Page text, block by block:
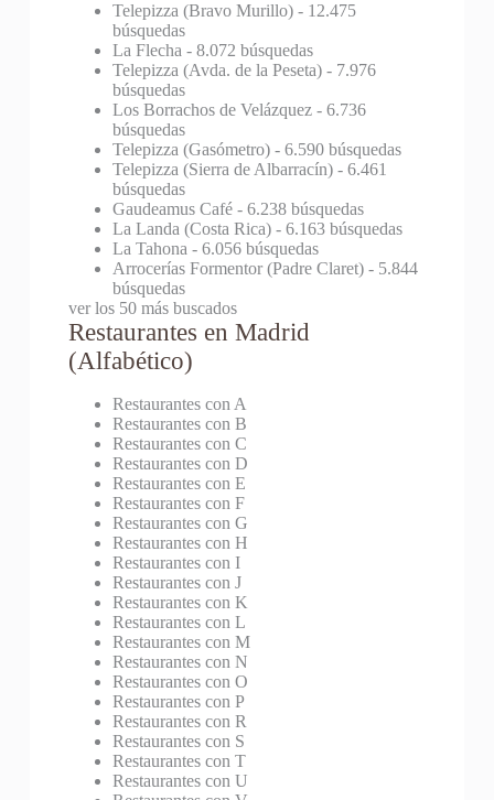
Telepizza (Bravo Murillo)- 12.475
búsquedas
La Flecha - 8.072 búsquedas
Telepizza (Avda. de la Peseta)- 7.976
búsquedas
Los Borrachos de Velázquez- 6.736
búsquedas
Telepizza (Gasómetro)- 6.590 búsquedas
Telepizza (Sierra de Albarracín)- 6.461
búsquedas
Gaudeamus Café- 6.238 búsquedas
La Landa (Costa Rica)- 6.163 búsquedas
La Tahona - 6.056 búsquedas
Arrocerías Formentor (Padre Claret)- 5.844
búsquedas
ver los 50 más buscados
Restaurantes en Madrid
(Alfabético)
Restaurantes con A
Restaurantes con B
Restaurantes con C
Restaurantes con D
Restaurantes con E
Restaurantes con F
Restaurantes con G
Restaurantes con H
Restaurantes con I
Restaurantes con J
Restaurantes con K
Restaurantes con L
Restaurantes con M
Restaurantes con N
Restaurantes con O
Restaurantes con P
Restaurantes con R
Restaurantes con S
Restaurantes con T
Restaurantes con U